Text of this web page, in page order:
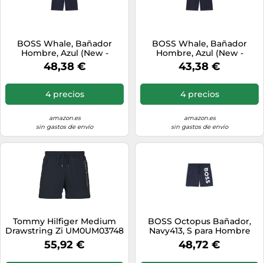
BOSS Whale, Bañador
Hombre, Azul (New -
Navy413), XL
48,38 €
4 precios
amazon.es
sin gastos de envío
BOSS Whale, Bañador
Hombre, Azul (New -
Navy413), M
43,38 €
4 precios
amazon.es
sin gastos de envío
Tommy Hilfiger Medium
Drawstring Zi UM0UM03748
XL Azul
55,92 €
BOSS Octopus Bañador,
Navy413, S para Hombre
48,72 €